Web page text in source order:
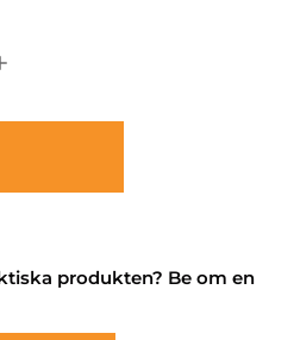
produkten? Be om en